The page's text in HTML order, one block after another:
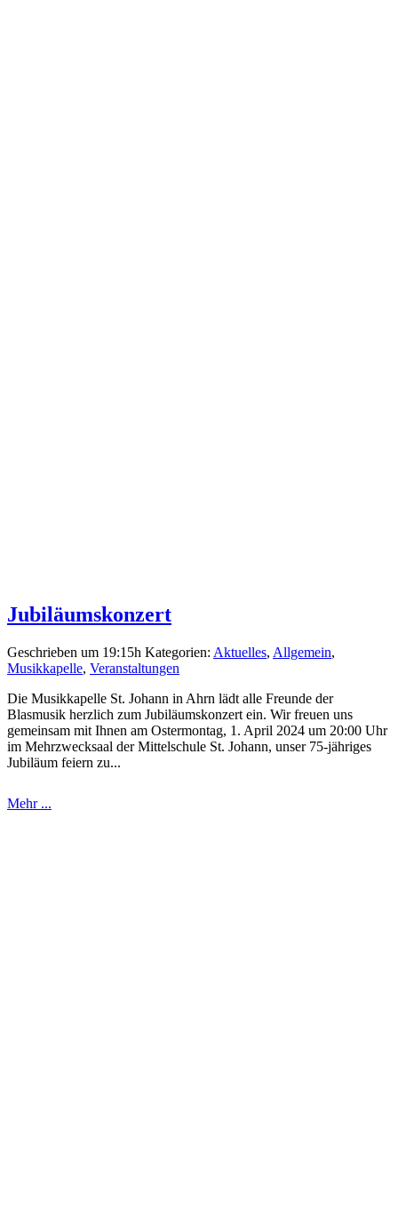
Jubiläumskonzert
Geschrieben um 19:15h Kategorien: Aktuelles, Allgemein,
Musikkapelle, Veranstaltungen
Die Musikkapelle St. Johann in Ahrn lädt alle Freunde der
Blasmusik herzlich zum Jubiläumskonzert ein. Wir freuen uns
gemeinsam mit Ihnen am Ostermontag, 1. April 2024 um 20:00 Uhr
im Mehrzwecksaal der Mittelschule St. Johann, unser 75-jähriges
Jubiläum feiern zu...
Mehr ...